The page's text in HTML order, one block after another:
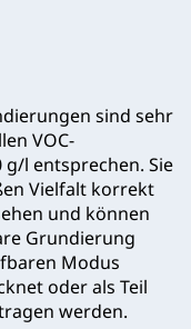
sind sehr
VOC-
l entsprechen. Sie
Vielfalt korrekt
und können
Grundierung
Modus
oder als Teil
werden.